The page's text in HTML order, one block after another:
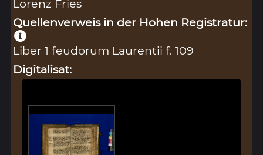
Lorenz Fries
Quellenverweis in der Hohen Registratur:
Liber 1 feudorum Laurentii f. 109
Digitalisat: